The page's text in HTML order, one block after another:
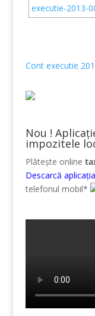
Cont executie
Nou !
impozitele
Plătește online
Descarcă
telefonul mobil*